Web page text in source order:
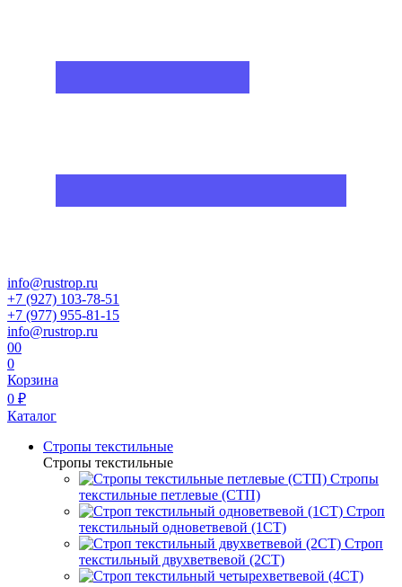
info@rustrop.ru
+7 (927) 103-78-51
+7 (977) 955-81-15
info@rustrop.ru
00
0
Корзина
0 ₽
Каталог
Стропы текстильные
Стропы текстильные
Стропы
текстильные петлевые (СТП)
Строп
текстильный одноветвевой (1СТ)
Строп
текстильный двухветвевой (2СТ)